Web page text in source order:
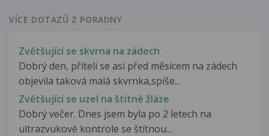
VÍCE DOTAZŮ Z PORADNY
Zvětšující se skvrna na zádech
Dobrý den, příteli se asi před měsícem na zádech
objevila taková malá skvrnka,spíše...
Zvětšující se uzel na štítné žláze
Dobrý večer. Dnes jsem byla po 2 letech na
ultrazvukové kontrole se štítnou...